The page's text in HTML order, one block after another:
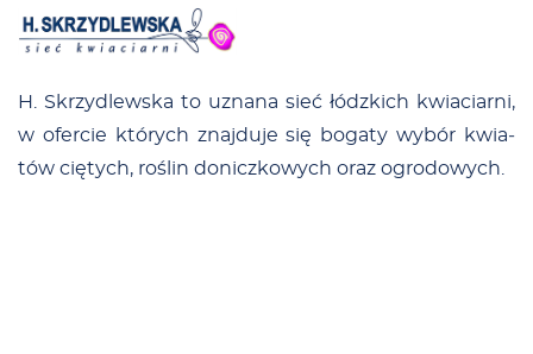
H. Skrzy­dlew­ska to uzna­na sieć łódz­kich kwia­ciar­ni,
w ofer­cie któ­rych znaj­du­je się bo­ga­ty wy­bór kwia­
tów cię­tych, ro­ślin do­nicz­ko­wych oraz ogro­do­wych.